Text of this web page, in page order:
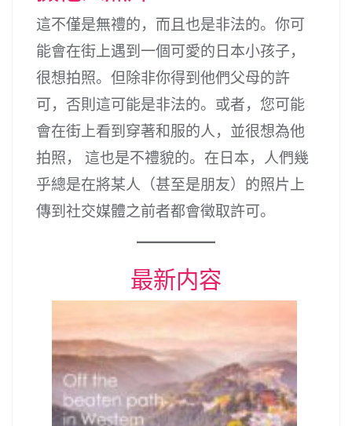
這不僅是無禮的，而且也是非法的。你可
能會在街上遇到一個可愛的日本小孩子，
很想拍照。但除非你得到他們父母的許
可，否則這可能是非法的。或者，您可能
會在街上看到穿著和服的人，並很想為他
拍照， 這也是不禮貌的。在日本，人們幾
乎總是在將某人（甚至是朋友）的照片上
傳到社交媒體之前者都會徵取許可。
最新内容